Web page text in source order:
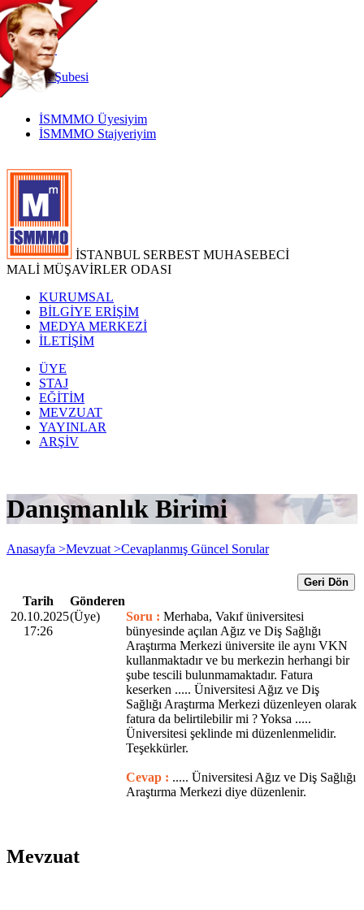
TR
|
EN
İnternetŞubesi
İSMMMO Üyesiyim
İSMMMO Stajyeriyim
İSTANBUL SERBEST MUHASEBECİ
MALİ MÜŞAVİRLER ODASI
KURUMSAL
BİLGİYE ERİŞİM
MEDYA MERKEZİ
İLETİŞİM
ÜYE
STAJ
EĞİTİM
MEVZUAT
YAYINLAR
ARŞİV
Danışmanlık Birimi
Anasayfa >Mevzuat >Cevaplanmış Güncel Sorular
Geri Dön
Tarih
Gönderen
20.10.2025
17:26
(Üye) Soru : Merhaba, Vakıf üniversitesi
bünyesinde açılan Ağız ve Diş Sağlığı
Araştırma Merkezi üniversite ile aynı VKN
kullanmaktadır ve bu merkezin herhangi bir
şube tescili bulunmamaktadır. Fatura
keserken ..... Üniversitesi Ağız ve Diş
Sağlığı Araştırma Merkezi düzenleyen olarak
fatura da belirtilebilir mi ? Yoksa .....
Üniversitesi şeklinde mi düzenlenmelidir.
Teşekkürler.
Cevap : ..... Üniversitesi Ağız ve Diş Sağlığı
Araştırma Merkezi diye düzenlenir.
Mevzuat